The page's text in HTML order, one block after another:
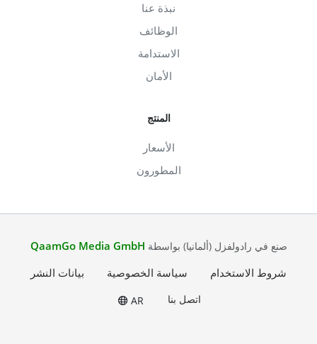
نبذة عنا
الوظائف
الاستدامة
الأمان
المنتج
الأسعار
المطورون
صنع في رادولفزل (ألمانيا) بواسطة QaamGo Media GmbH
شروط الاستخدام
سياسة الخصوصية بيانات النشر
اتصل بنا AR